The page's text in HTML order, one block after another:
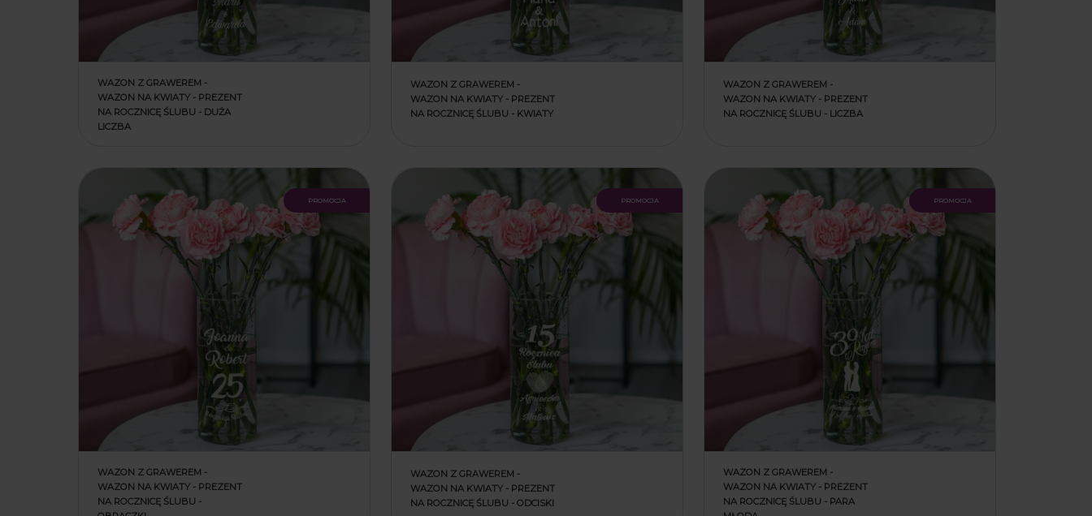
WAZON Z GRAWEREM -
WAZON NA KWIATY - PREZENT
NA ROCZNICĘ ŚLUBU - DUŻA
LICZBA
WAZON Z GRAWEREM -
WAZON NA KWIATY - PREZENT
NA ROCZNICĘ ŚLUBU - KWIATY
WAZON Z GRAWEREM -
WAZON NA KWIATY - PREZENT
NA ROCZNICĘ ŚLUBU - LICZBA
WAZON Z GRAWEREM -
WAZON NA KWIATY - PREZENT
NA ROCZNICĘ ŚLUBU -
promocja
WAZON Z GRAWEREM -
WAZON NA KWIATY - PREZENT
NA ROCZNICĘ ŚLUBU - ODCISKI
promocja
WAZON Z GRAWEREM -
WAZON NA KWIATY - PREZENT
NA ROCZNICĘ ŚLUBU - PARA
promocja